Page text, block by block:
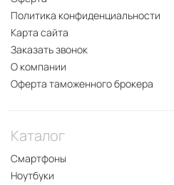
Политика конфиденциальности
Карта сайта
Заказать звонок
О компании
Оферта таможенного брокера
Каталог
Смартфоны
Ноутбуки